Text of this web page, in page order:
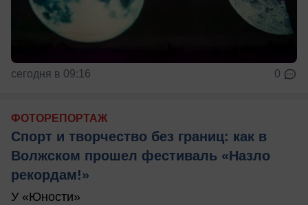
сегодня в 09:16 0
ФОТОРЕПОРТАЖ
Спорт и творчество без границ: как в
Волжском прошел фестиваль «Назло
рекордам!»
У «Юности»